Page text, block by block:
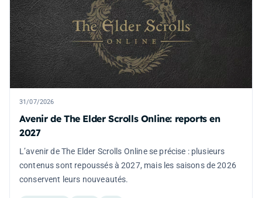
31/07/2026
Avenir de The Elder Scrolls Online: reports en
2027
L’avenir de The Elder Scrolls Online se précise : plusieurs
contenus sont repoussés à 2027, mais les saisons de 2026
conservent leurs nouveautés.